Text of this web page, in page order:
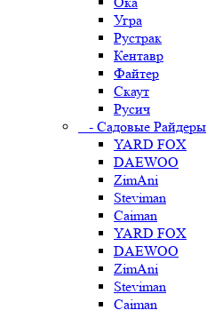
Угра
Рустрак
Кентавр
Файтер
Скаут
Русич
- Садовые Райдеры
YARD FOX
DAEWOO
ZimAni
Steviman
Caiman
YARD FOX
DAEWOO
ZimAni
Steviman
Caiman